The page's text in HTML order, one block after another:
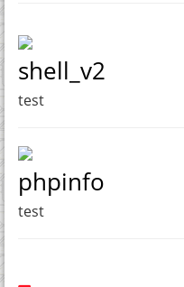
shell_v2
test
phpinfo
test